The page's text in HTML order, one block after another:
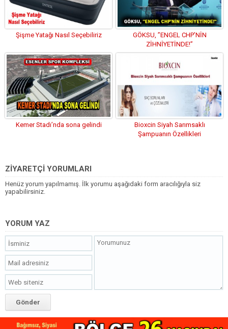
Şişme Yatağı Nasıl Seçebiliriz
GÖKSU, ”ENGEL CHP’NİN
ZİHNİYETİNDE!”
Kemer Stadı’nda sona gelindi
Bioxcin Siyah Sarımsaklı
Şampuanın Özellikleri
ZİYARETÇİ YORUMLARI
Henüz yorum yapılmamış. İlk yorumu aşağıdaki form aracılığıyla siz
yapabilirsiniz.
YORUM YAZ